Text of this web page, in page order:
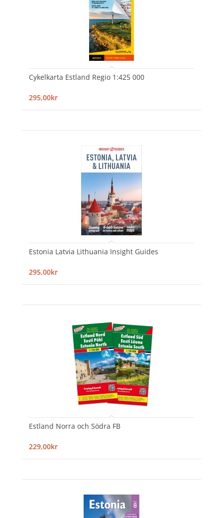
Cykelkarta Estland Regio 1:425 000
295,00kr
Estonia Latvia Lithuania Insight Guides
295,00kr
Estland Norra och Södra FB
229,00kr